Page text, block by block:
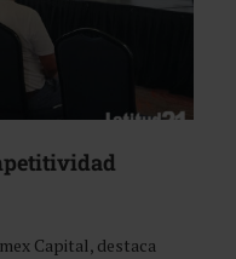
Capital, destaca